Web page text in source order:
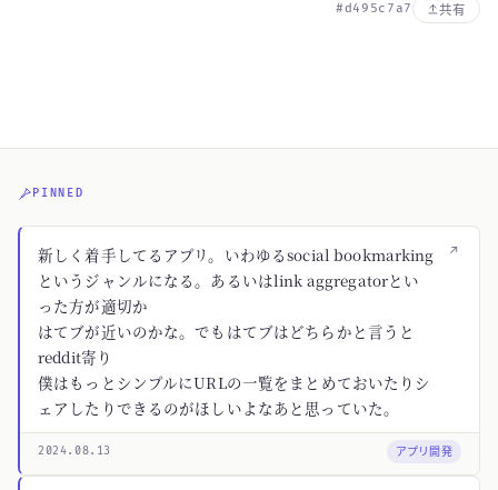
#d495c7a7 共有
PINNED
↗
新しく着手してるアプリ。いわゆるsocial bookmarking
というジャンルになる。あるいはlink aggregatorとい
った方が適切か
はてブが近いのかな。でもはてブはどちらかと言うと
reddit寄り
僕はもっとシンプルにURLの一覧をまとめておいたりシ
ェアしたりできるのがほしいよなあと思っていた。
2024.08.13 アプリ開発